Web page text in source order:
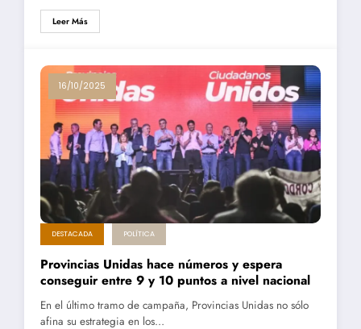
Leer Más
16/10/2025
DESTACADA POLÍTICA
Provincias Unidas hace números y espera
conseguir entre 9 y 10 puntos a nivel nacional
En el último tramo de campaña, Provincias Unidas no sólo
afina su estrategia en los…